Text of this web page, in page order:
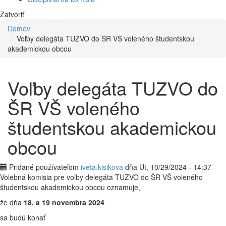
Zatvoriť
Domov
Voľby delegáta TUZVO do ŠR VŠ voleného študentskou
akademickou obcou
Voľby delegáta TUZVO do
ŠR VŠ voleného
študentskou akademickou
obcou
Pridané používateľom iveta.kisikova dňa Ut, 10/29/2024 - 14:37
Volebná komisia pre voľby delegáta TUZVO do ŠR VŠ voleného
študentskou akademickou obcou oznamuje,
že dňa 18. a 19 novembra 2024
sa budú konať